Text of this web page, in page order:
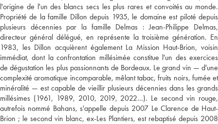
l'origine de l'un des blancs secs les plus rares et convoités au monde.
Propriété de la famille Dillon depuis 1935, le domaine est piloté depuis
plusieurs décennies par la famille Delmas : Jean-Philippe Delmas,
directeur général délégué, en représente la troisième génération. En
1983, les Dillon acquièrent également La Mission Haut-Brion, voisin
immédiat, dont la confrontation millésimée constitue l'un des exercices
de dégustation les plus passionnants de Bordeaux. Le grand vin — d'une
complexité aromatique incomparable, mêlant tabac, fruits noirs, fumée et
minéralité — est capable de vieillir plusieurs décennies dans les grands
millésimes (1961, 1989, 2010, 2019, 2022…). Le second vin rouge,
autrefois nommé Bahans, s'appelle depuis 2007 Le Clarence de Haut-
Brion ; le second vin blanc, ex-Les Plantiers, est rebaptisé depuis 2008